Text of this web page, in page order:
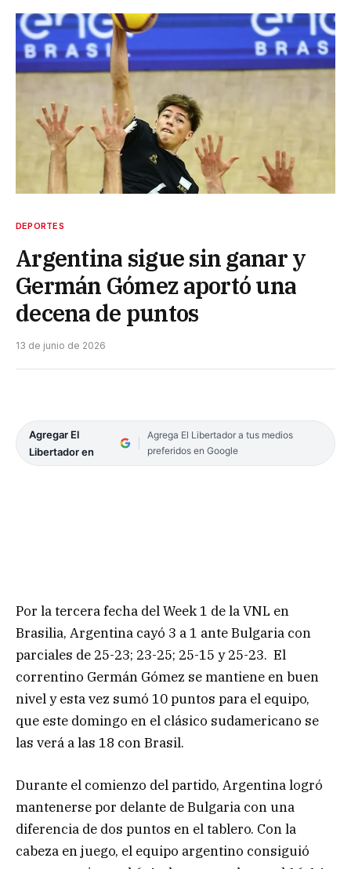
DEPORTES
Argentina sigue sin ganar y
Germán Gómez aportó una
decena de puntos
13 de junio de 2026
Agregar El
Libertador en
Agrega El Libertador a tus medios
preferidos en Google
Por la tercera fecha del Week 1 de la VNL en
Brasilia, Argentina cayó 3 a 1 ante Bulgaria con
parciales de 25-23; 23-25; 25-15 y 25-23. El
correntino Germán Gómez se mantiene en buen
nivel y esta vez sumó 10 puntos para el equipo,
que este domingo en el clásico sudamericano se
las verá a las 18 con Brasil.
Durante el comienzo del partido, Argentina logró
mantenerse por delante de Bulgaria con una
diferencia de dos puntos en el tablero. Con la
cabeza en juego, el equipo argentino consiguió